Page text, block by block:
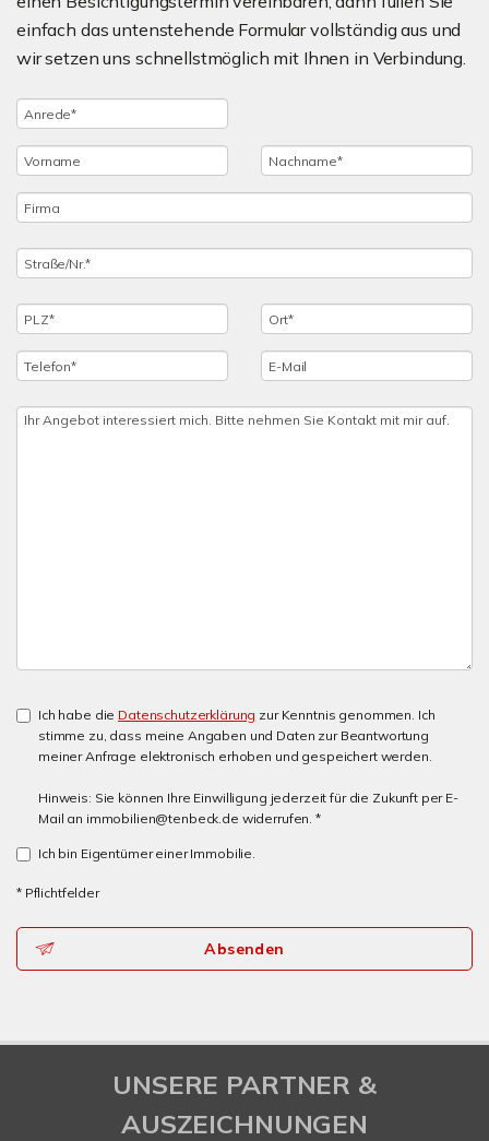
einfach das untenstehende Formular vollständig aus und
wir setzen uns schnellstmöglich mit Ihnen in Verbindung.
Ich habe die Datenschutzerklärung zur Kenntnis genommen. Ich
stimme zu, dass meine Angaben und Daten zur Beantwortung
meiner Anfrage elektronisch erhoben und gespeichert werden.
Hinweis: Sie können Ihre Einwilligung jederzeit für die Zukunft per E-
Mail an immobilien@tenbeck.de widerrufen. *
Ich bin Eigentümer einer Immobilie.
* Pflichtfelder
Absenden
UNSERE PARTNER &
AUSZEICHNUNGEN